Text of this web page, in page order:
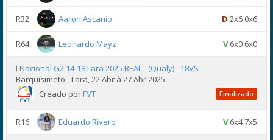
R32 Aaron Ascanio D 2x6 0x6
R64 Leonardo Mayz V6x0 6x0
I Nacional G2 14-18 Lara 2025 REAL - (Qualy) - 18VS
Barquisimeto - Lara, 22 Abr à 27 Abr 2025
Creado porFVT Finalizado
R16 Eduardo Rivero V6x4 7x5